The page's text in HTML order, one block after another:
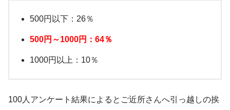
500円以下：26％
500円～1000円：64％
1000円以上：10％
100人アンケート結果によるとご近所さんへ引っ越しの挨